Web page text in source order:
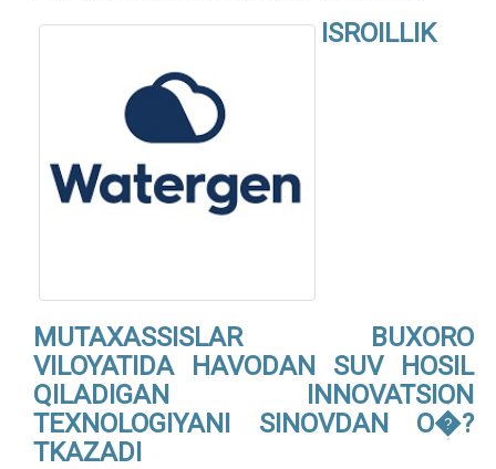
ISROILLIK
MUTAXASSISLAR BUXORO
VILOYATIDA HAVODAN SUV HOSIL
QILADIGAN INNOVATSION
TEXNOLOGIYANI SINOVDAN O�?
TKAZADI